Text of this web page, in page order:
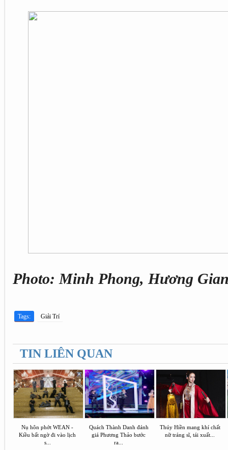
Photo: Minh Phong, Hương
Tags: Giải Trí
TIN LIÊN QUAN
Nụ hôn phớt WEAN -
Kiều bất ngờ đi vào lịch
s...
Quách Thành Danh đánh
giá Phương Thảo bước
ra...
Thúy Hiền mang khí chất
nữ tráng sĩ, tái xuất...